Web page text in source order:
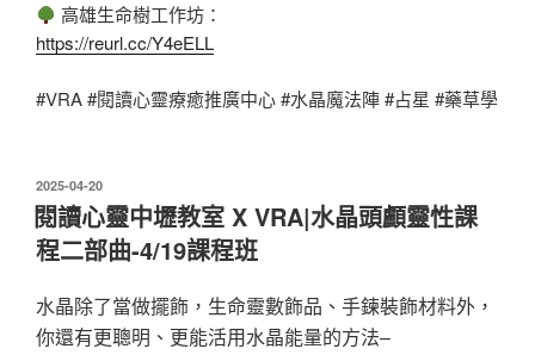
高雄生命樹工作坊：
https://reurl.cc/Y4eELL
#VRA#閱讀心靈療癒推廣中心#水晶魔法陣#占星 #藥草學
發
佈
於
2025-04-20
閱讀心靈中壢教室 X VRA|水晶頭顱靈性課
程二部曲-4/19課程班
水晶除了當做擺飾，生命靈數飾品、手鍊裝飾材料外，
你還有更聰明、更能活用水晶能量的方法–